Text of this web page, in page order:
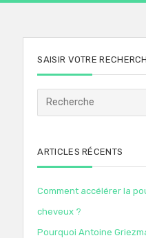
SAISIR VOTRE
ARTICLES RÉCENTS
Comment accélérer la
cheveux ?
Pourquoi Antoine